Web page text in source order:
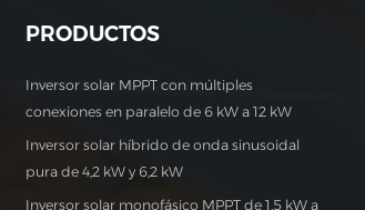
PRODUCTOS
Inversor solar MPPT con múltiples
conexiones en paralelo de 6 kW a 12 kW
Inversor solar híbrido de onda sinusoidal
pura de 4,2 kW y 6,2 kW
Inversor solar monofásico MPPT de 1,5 kW a